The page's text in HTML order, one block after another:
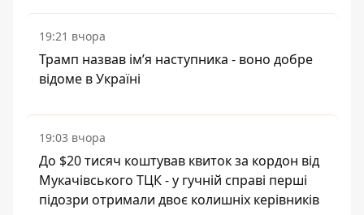
19:21 вчора
Трамп назвав імʼя наступника - воно добре
відоме в Україні
19:03 вчора
До $20 тисяч коштував квиток за кордон від
Мукачівського ТЦК - у гучній справі перші
підозри отримали двоє колишніх керівників